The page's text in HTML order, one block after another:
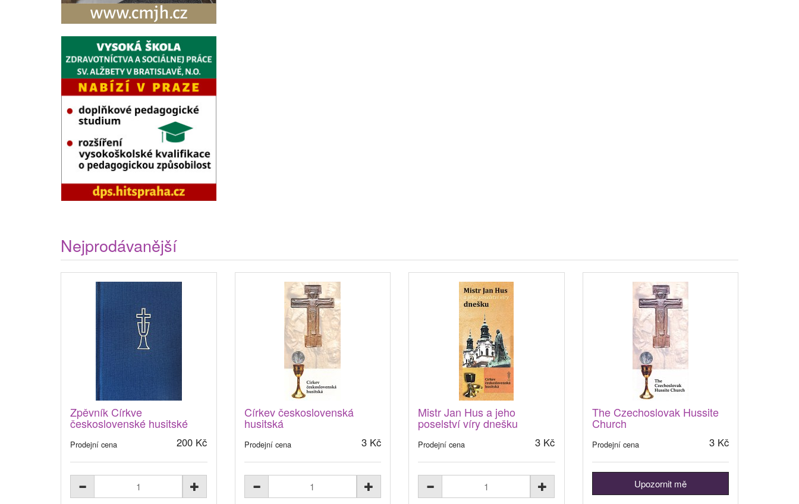
Nejprodávanější
Zpěvník Církve
československé husitské
Prodejní cena 200 Kč
Církev československá
husitská
Prodejní cena 3 Kč
Mistr Jan Hus a jeho
poselství víry dnešku
Prodejní cena 3 Kč
The Czechoslovak Hussite
Church
Prodejní cena 3 Kč
Upozornit mě